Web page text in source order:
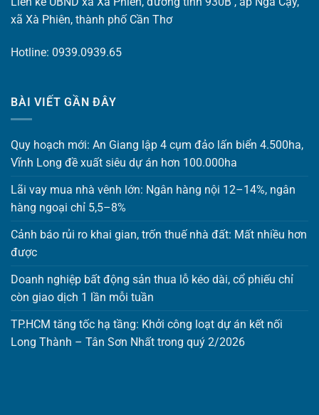
xã Xà Phiên, thành phố Cần Thơ
Hotline: 0939.0939.65
BÀI VIẾT GẦN ĐÂY
Quy hoạch mới: An Giang lập 4 cụm đảo lấn biển 4.500ha,
Vĩnh Long đề xuất siêu dự án hơn 100.000ha
Lãi vay mua nhà vênh lớn: Ngân hàng nội 12–14%, ngân
hàng ngoại chỉ 5,5–8%
Cảnh báo rủi ro khai gian, trốn thuế nhà đất: Mất nhiều hơn
được
Doanh nghiệp bất động sản thua lỗ kéo dài, cổ phiếu chỉ
còn giao dịch 1 lần mỗi tuần
TP.HCM tăng tốc hạ tầng: Khởi công loạt dự án kết nối
Long Thành – Tân Sơn Nhất trong quý 2/2026